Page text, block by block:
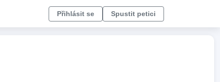
Přihlásit se Spustit petici